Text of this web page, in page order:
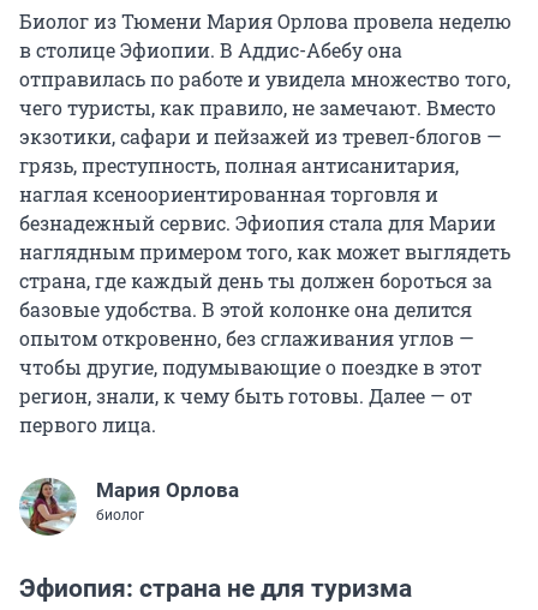
Биолог из Тюмени Мария Орлова провела неделю
в столице Эфиопии. В Аддис-Абебу она
отправилась по работе и увидела множество того,
чего туристы, как правило, не замечают. Вместо
экзотики, сафари и пейзажей из тревел-блогов —
грязь, преступность, полная антисанитария,
наглая ксеноориентированная торговля и
безнадежный сервис. Эфиопия стала для Марии
наглядным примером того, как может выглядеть
страна, где каждый день ты должен бороться за
базовые удобства. В этой колонке она делится
опытом откровенно, без сглаживания углов —
чтобы другие, подумывающие о поездке в этот
регион, знали, к чему быть готовы. Далее — от
первого лица.
Мария Орлова
биолог
Эфиопия: страна не для туризма